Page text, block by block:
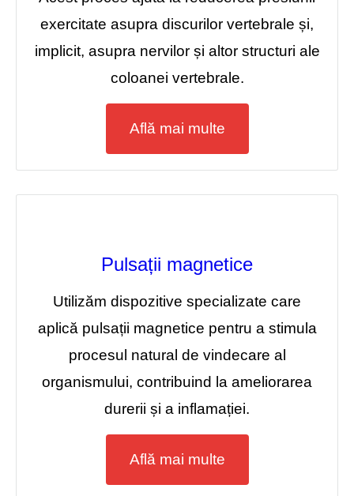
exercitate asupra discurilor vertebrale și,
implicit, asupra nervilor și altor structuri ale
coloanei vertebrale.
Află mai multe
Pulsații magnetice
Utilizăm dispozitive specializate care
aplică pulsații magnetice pentru a stimula
procesul natural de vindecare al
organismului, contribuind la ameliorarea
durerii și a inflamației.
Află mai multe